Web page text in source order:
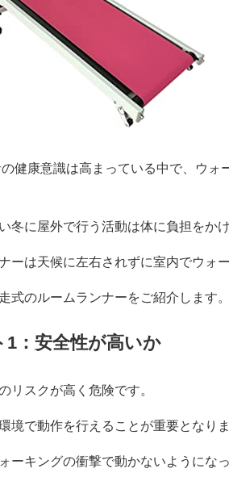
健康意識は高まっている中で、ウ
冬に屋外で行う活動は体に負担をか
ーは天候に左右されずに室内でウォ
式のルームランナーをご紹介します。
：安全性が高いか
リスクが高く危険です。
境で動作を行えることが重要となりま
ーキングの衝撃で動かないようにな